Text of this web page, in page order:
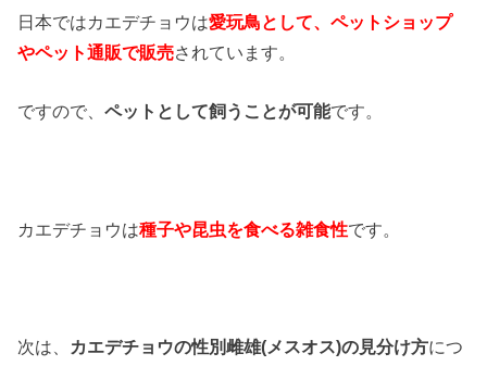
日本ではカエデチョウは愛玩鳥として、ペットショップ
やペット通販で販売されています。
ですので、ペットとして飼うことが可能です。
カエデチョウは種子や昆虫を食べる雑食性です。
次は、 カエデチョウの性別雌雄(メスオス)の見分け方につ